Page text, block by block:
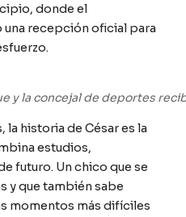
donde el
recepción oficial para
y la concejal de deportes
la historia de César es la
estudios,
futuro. Un chico que se
y que también sabe
momentos más difíciles